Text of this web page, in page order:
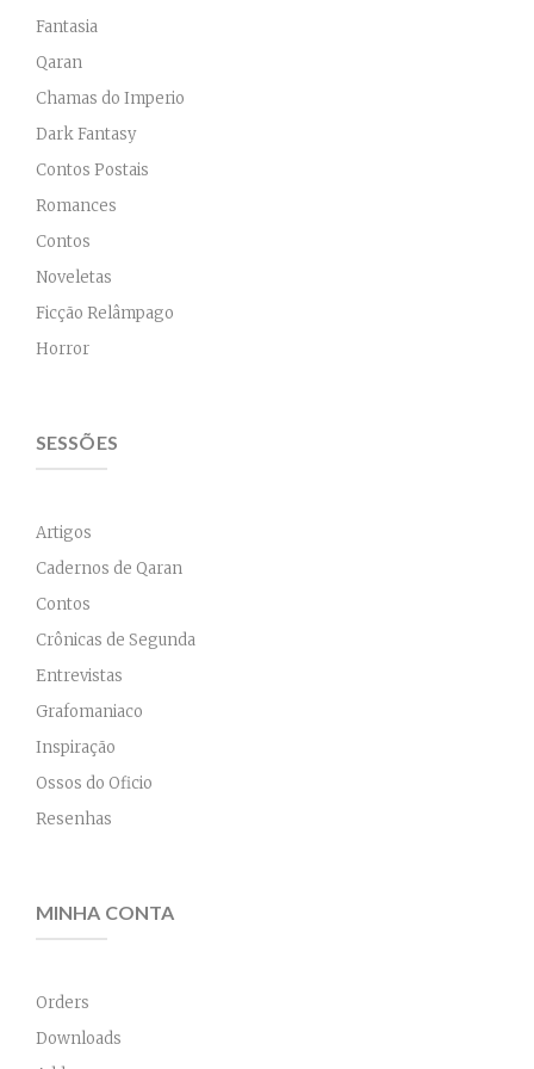
Fantasia
Qaran
Chamas do Imperio
Dark Fantasy
Contos Postais
Romances
Contos
Noveletas
Ficção Relâmpago
Horror
SESSÕES
Artigos
Cadernos de Qaran
Contos
Crônicas de Segunda
Entrevistas
Grafomaniaco
Inspiração
Ossos do Oficio
Resenhas
MINHA CONTA
Orders
Downloads